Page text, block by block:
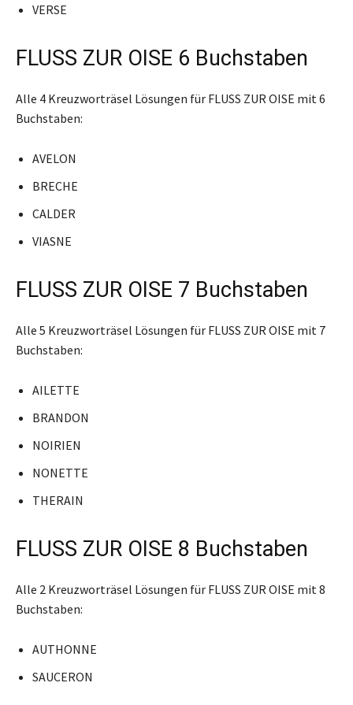
VERSE
FLUSS ZUR OISE 6 Buchstaben
Alle 4 Kreuzworträsel Lösungen für FLUSS ZUR OISE mit 6
Buchstaben:
AVELON
BRECHE
CALDER
VIASNE
FLUSS ZUR OISE 7 Buchstaben
Alle 5 Kreuzworträsel Lösungen für FLUSS ZUR OISE mit 7
Buchstaben:
AILETTE
BRANDON
NOIRIEN
NONETTE
THERAIN
FLUSS ZUR OISE 8 Buchstaben
Alle 2 Kreuzworträsel Lösungen für FLUSS ZUR OISE mit 8
Buchstaben:
AUTHONNE
SAUCERON